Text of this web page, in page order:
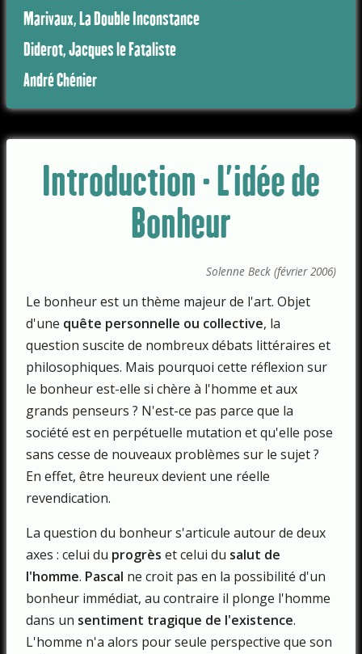
Marivaux, La Double Inconstance
Diderot, Jacques le Fataliste
André Chénier
Introduction - L'idée de
Bonheur
Solenne Beck (février 2006)
Le bonheur est un thème majeur de l'art. Objet
d'une quête personnelle ou collective, la
question suscite de nombreux débats littéraires et
philosophiques. Mais pourquoi cette réflexion sur
le bonheur est-elle si chère à l'homme et aux
grands penseurs ? N'est-ce pas parce que la
société est en perpétuelle mutation et qu'elle pose
sans cesse de nouveaux problèmes sur le sujet ?
En effet, être heureux devient une réelle
revendication.
La question du bonheur s'articule autour de deux
axes : celui du progrès et celui du salut de
l'homme. Pascal ne croit pas en la possibilité d'un
bonheur immédiat, au contraire il plonge l'homme
dans un sentiment tragique de l'existence.
L'homme n'a alors pour seule perspective que son